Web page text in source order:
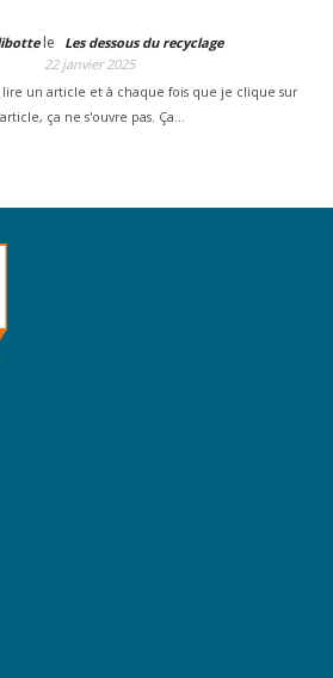
le
Les dessous du recyclage
22 janvier 2025
lire un article et à chaque fois que je clique sur
ça ne s'ouvre pas. Ça…